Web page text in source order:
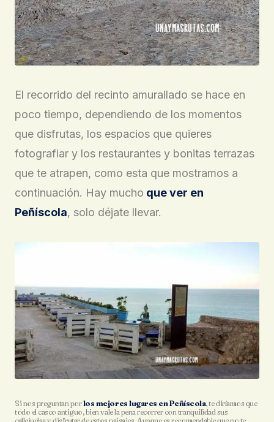
El recorrido del recinto amurallado se hace en
poco tiempo, dependiendo de los momentos
que disfrutas, los espacios que quieres
fotografiar y los restaurantes y bonitas terrazas
que te atrapen, como esta que mostramos a
continuación. Hay mucho que ver en
Peñíscola, solo déjate llevar.
Si nos preguntan porlos mejores lugares en Peñíscola, te diríamos que
todo el casco antiguo, bien vale la pena recorrer con tranquilidad sus